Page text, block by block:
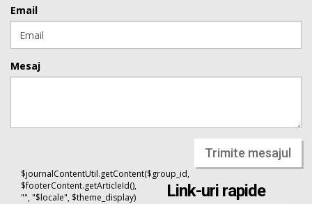
Email
Mesaj
Trimite mesajul
$journalContentUtil.getContent($group_id,
$footerContent.getArticleId(),
"", "$locale", $theme_display)
Link-uri rapide